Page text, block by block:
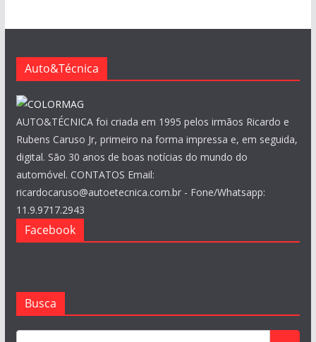
s
Auto&Técnica
AUTO&TÉCNICA foi criada em 1995 pelos irmãos Ricardo e
Rubens Caruso Jr, primeiro na forma impressa e, em seguida,
digital. São 30 anos de boas notícias do mundo do
automóvel. CONTATOS Email:
ricardocaruso@autoetecnica.com.br - Fone/Whatsapp:
11.9.9717.2943
Facebook
Busca